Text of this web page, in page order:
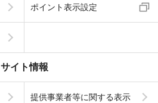
ポイント表示設定
サイト情報
提供事業者等に関する表示